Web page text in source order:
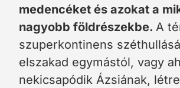
medencéket és azokat a
nagyobb földrészekbe. A
szuperkontinens
elszakad egymástól, vagy
nekicsapódik Ázsiának,